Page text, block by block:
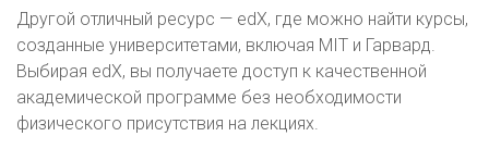
Другой отличный ресурс — edX, где можно найти курсы,
созданные университетами, включая MIT и Гарвард.
Выбирая edX, вы получаете доступ к качественной
академической программе без необходимости
физического присутствия на лекциях.